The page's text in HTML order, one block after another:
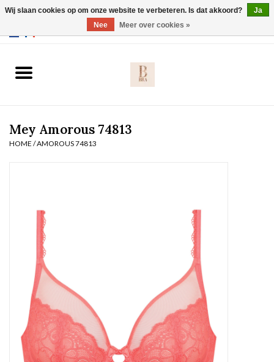
Slip
Homewear
Badmode
Lingerie-accessoires
Mey Amorous 74813
HOME /AMOROUS 74813
Wij slaan cookies op om onze website te verbeteren. Is dat akkoord?
Ja
Nee
Meer over cookies »
Webshop werkt met EU maten. .